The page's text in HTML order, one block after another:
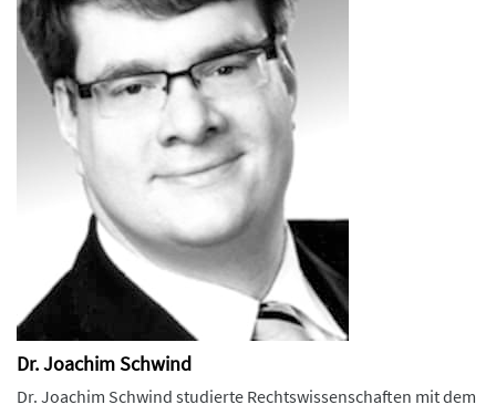
Dr. Joachim Schwind
Dr. Joachim Schwind studierte Rechtswissenschaften mit dem